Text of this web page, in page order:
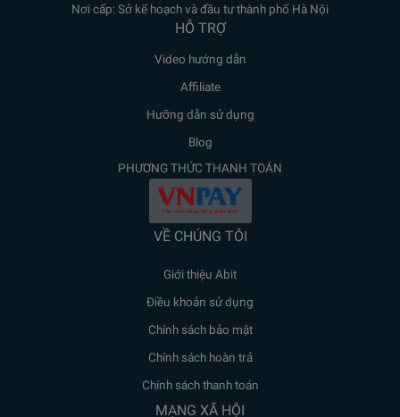
Nơi cấp: Sở kế hoạch và đầu tư thành phố Hà Nội
HỖ TRỢ
Video hướng dẫn
Affiliate
Hưỡng dẫn sử dụng
Blog
PHƯƠNG THỨC THANH TOÁN
VỀ CHÚNG TÔI
Giới thiệu Abit
Điều khoản sử dụng
Chính sách bảo mật
Chính sách hoàn trả
Chính sách thanh toán
MẠNG XÃ HỘI